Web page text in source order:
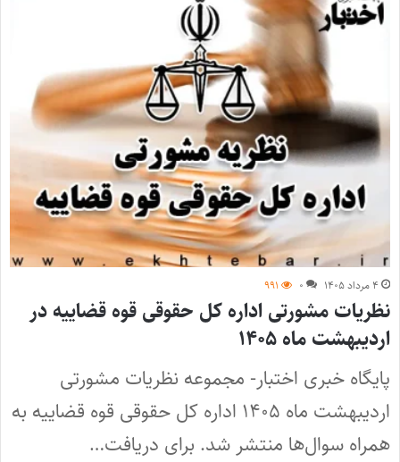
۴ مرداد ۱۴۰۵ ۰ ۹۹۱
نظریات مشورتی اداره کل حقوقی قوه قضاییه در
اردیبهشت ماه ۱۴۰۵
پایگاه خبری اختبار- مجموعه نظریات مشورتی
اردیبهشت ماه ۱۴۰۵ اداره کل حقوقی قوه قضاییه به
همراه سوال‌ها منتشر شد. برای دریافت…